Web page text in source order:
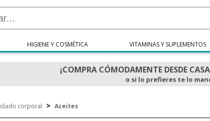
HIGIENE Y COSMÉTICA VITAMINAS Y SUPLEMENTOS
¡COMPRA CÓMODAMENTE DESDE
o si lo prefieres te lo
corporal > Aceites